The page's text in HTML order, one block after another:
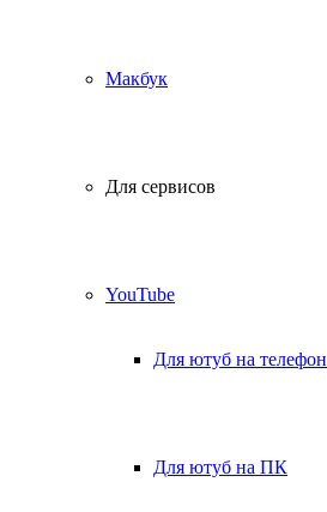
Макбук
Для сервисов
YouTube
Для ютуб на телефон
Для ютуб на ПК